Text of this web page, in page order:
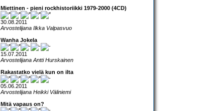
Miettinen - pieni rockhistoriikki 1979-2000 (4CD)
30.08.2011
Arvostelijana Ilkka Valpasvuo
Wanha Jokela
15.07.2011
Arvostelijana Antti Hurskainen
Rakastatko vielä kun on ilta
05.06.2011
Arvostelijana Heikki Väliniemi
Mitä vapaus on?